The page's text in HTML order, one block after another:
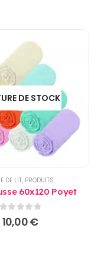
DE STOCK
DE LIT, PRODUITS
60x120 Poyet
sur 5
10,00€